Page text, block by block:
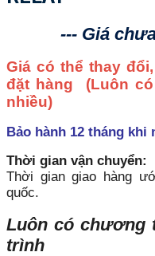
--- Giá
Giá có thể thay
đặt hàng (Luôn
nhiều)
Bảo hành 12 tháng khi
Thời gian vận chuyển:
Thời gian giao hàng
quốc.
Luôn có chương
trình